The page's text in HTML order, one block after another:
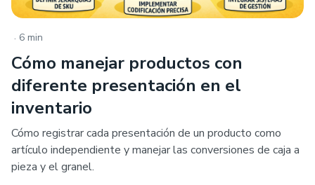
. 6 min
Cómo manejar productos con
diferente presentación en el
inventario
Cómo registrar cada presentación de un producto como
artículo independiente y manejar las conversiones de caja a
pieza y el granel.